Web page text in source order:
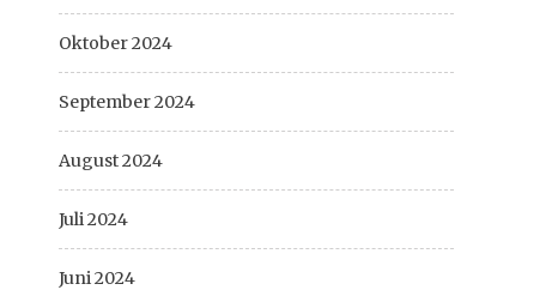
Oktober 2024
September 2024
August 2024
Juli 2024
Juni 2024